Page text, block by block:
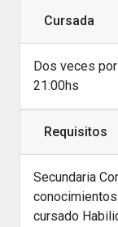
Cursada
Dos veces
21:00hs
Requisitos
Secundaria
cursado